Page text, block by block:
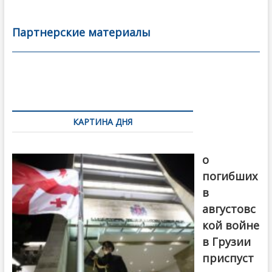
b
o
er l
а
в
Партнерские материалы
по
записямКАРТИНА ДНЯ
о
погибших
в
августовс
кой войне
в Грузии
приспуст